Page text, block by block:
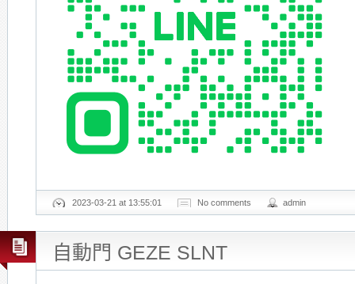
2023-03-21 at 13:55:01 No comments admin
自動門 GEZE SLNT